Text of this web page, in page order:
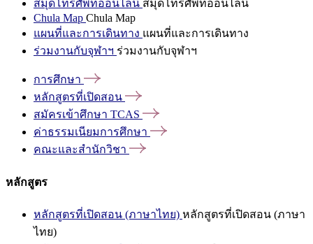
สมุดโทรศัพท์ออนไลน์ สมุดโทรศัพท์ออนไลน์
Chula Map Chula Map
แผนที่และการเดินทาง แผนที่และการเดินทาง
ร่วมงานกับจุฬาฯ ร่วมงานกับจุฬาฯ
การศึกษา
หลักสูตรที่เปิดสอน
สมัครเข้าศึกษา TCAS
ค่าธรรมเนียมการศึกษา
คณะและสำนักวิชา
หลักสูตร
หลักสูตรที่เปิดสอน (ภาษาไทย) หลักสูตรที่เปิดสอน (ภาษา
ไทย)